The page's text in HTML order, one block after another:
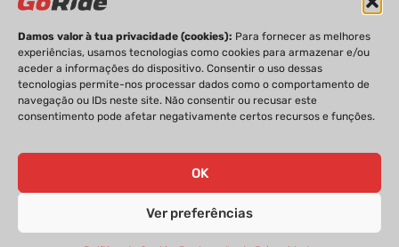
Damos valor à tua privacidade (cookies): Para fornecer as melhores
experiências, usamos tecnologias como cookies para armazenar e/ou
aceder a informações do dispositivo. Consentir o uso dessas
tecnologias permite-nos processar dados como o comportamento de
navegação ou IDs neste site. Não consentir ou recusar este
consentimento pode afetar negativamente certos recursos e funções.
OK
Ver preferências
PRIVACIDADE FICHA TÉCNICA
ESTATUTO EDITORIAL
GoRide 2026 | Todos os direitos reservados.